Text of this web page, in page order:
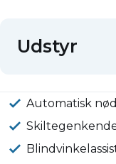
Udstyr
Automatisk